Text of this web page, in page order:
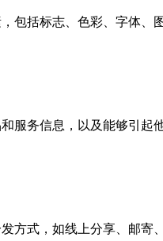
括标志、色彩、字体
务信息，以及能够引
式，如线上分享、邮寄